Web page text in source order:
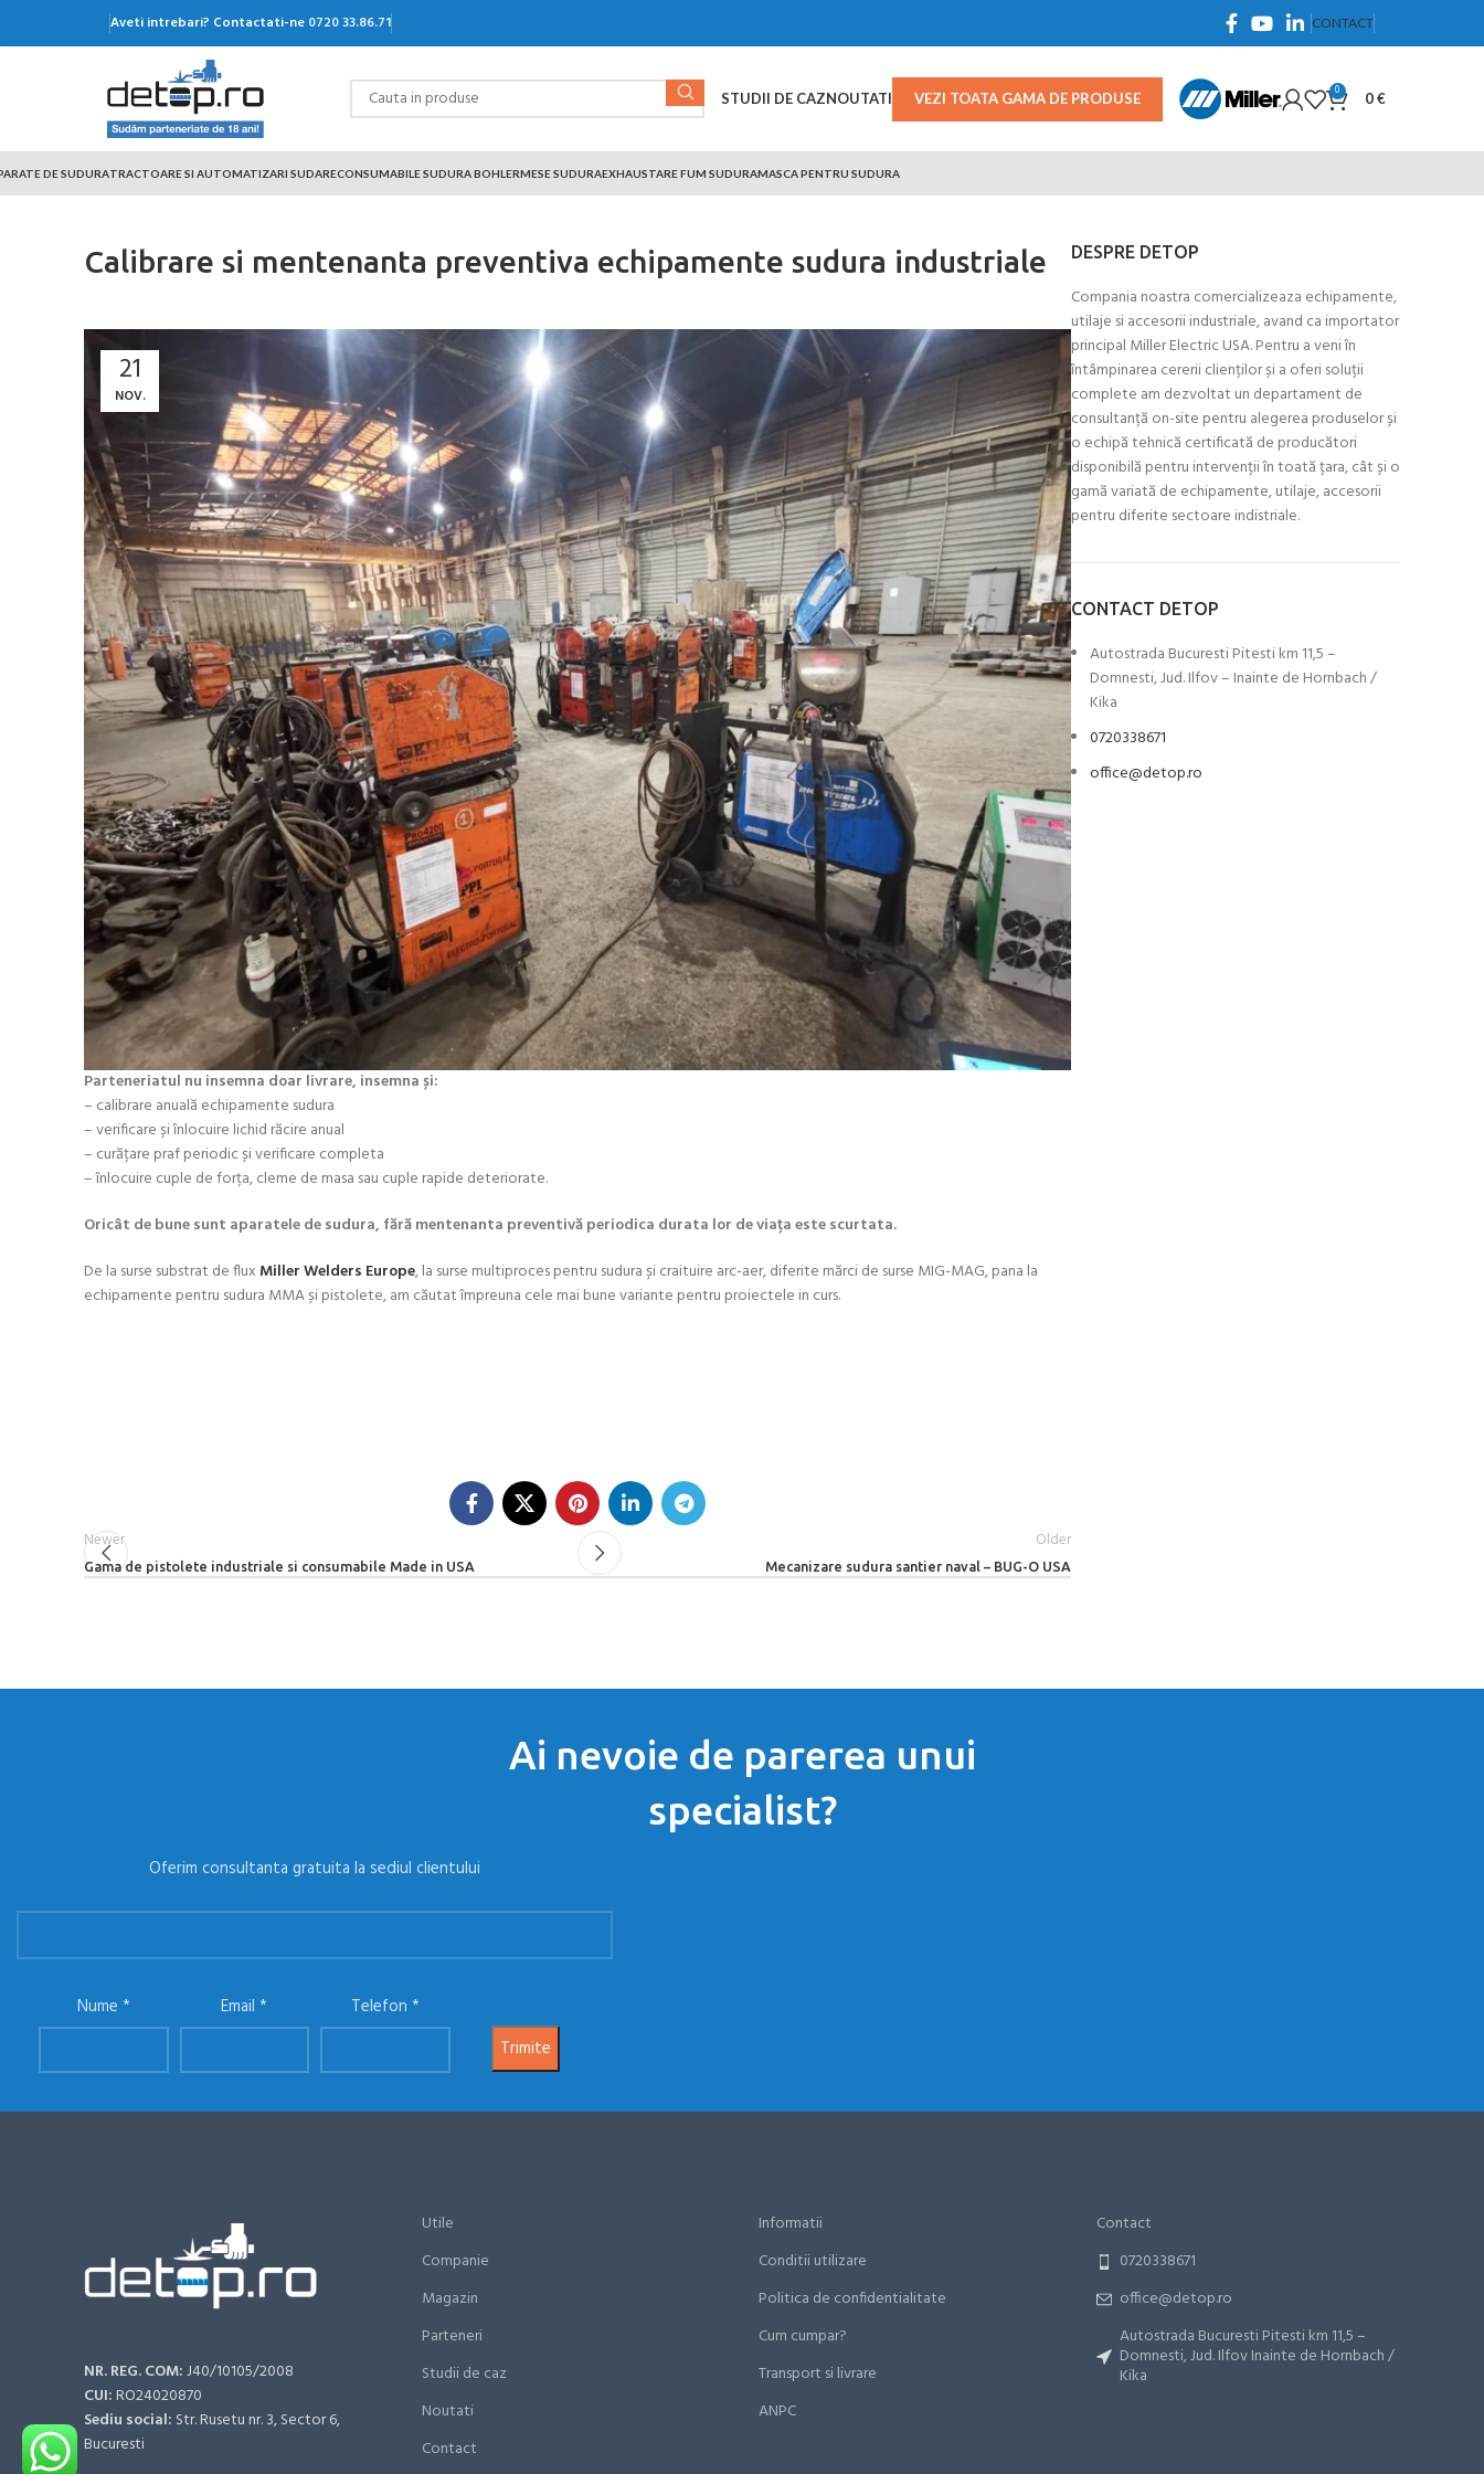
Aveti intrebari? Contactati-ne 0720 33.86.71 CONTACT
STUDII DE CAZNOUTATI VEZI TOATA GAMA DE PRODUSE 0 0 €
DE SUDURATRACTOARE SI AUTOMATIZARI SUDARECONSUMABILE SUDURA BOHLERMESE SUDURAEXHAUSTARE FUM SUDURAMASCA PENTRU SUDURA
Calibrare si mentenanta preventiva echipamente sudura industriale
21
NOV.
Parteneriatul nu insemna doar livrare, insemna și:
– calibrare anuală echipamente sudura
– verificare și înlocuire lichid răcire anual
– curățare praf periodic și verificare completa
– înlocuire cuple de forța, cleme de masa sau cuple rapide deteriorate.
Oricât de bune sunt aparatele de sudura, fără mentenanta preventivă periodica durata lor de viața este scurtata.
De la surse substrat de flux Miller Welders Europe, la surse multiproces pentru sudura și craituire arc-aer, diferite mărci de surse MIG-MAG, pana la
echipamente pentru sudura MMA și pistolete, am căutat împreuna cele mai bune variante pentru proiectele in curs.
Newer
Gama de pistolete industriale si consumabile Made in USA
Older
Mecanizare sudura santier naval – BUG-O USA
DESPRE DETOP
Compania noastra comercializeaza echipamente,
utilaje si accesorii industriale, avand ca importator
principal Miller Electric USA. Pentru a veni în
întâmpinarea cererii clienților și a oferi soluții
complete am dezvoltat un departament de
consultanță on-site pentru alegerea produselor și
o echipă tehnică certificată de producători
disponibilă pentru intervenții în toată țara, cât și o
gamă variată de echipamente, utilaje, accesorii
pentru diferite sectoare indistriale.
CONTACT DETOP
Autostrada Bucuresti Pitesti km 11,5 –
Domnesti, Jud. Ilfov – Inainte de Hornbach /
Kika
0720338671
office@detop.ro
Ai nevoie de parerea unui
specialist?
Oferim consultanta gratuita la sediul clientului
Nume Email Telefon
NR. REG. COM:J40/10105/2008
CUI:RO24020870
Sediu social: Str. Rusetu nr. 3, Sector 6,
Bucuresti
Utile
Companie
Magazin
Parteneri
Studii de caz
Noutati
Contact
Informatii
Conditii utilizare
Politica de confidentialitate
Cum cumpar?
Transport si livrare
ANPC
Contact
0720338671
office@detop.ro
Autostrada Bucuresti Pitesti km 11,5 –
Domnesti, Jud. Ilfov Inainte de Hornbach /
Kika